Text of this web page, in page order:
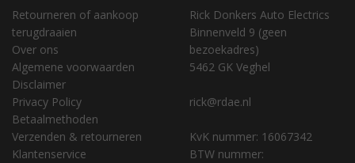
Retourneren of aankoop
terugdraaien
Over ons
Algemene voorwaarden
Disclaimer
Privacy Policy
Betaalmethoden
Verzenden & retourneren
Klantenservice
Rick Donkers Auto Electrics
Binnenveld 9 (geen
bezoekadres)
5462 GK Veghel
rick@rdae.nl
KvK nummer: 16067342
BTW nummer: